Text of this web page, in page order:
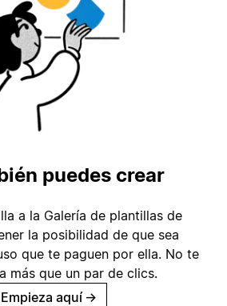
puedes crear
a la Galería de plantillas de
la posibilidad de que sea
que te paguen por ella. No te
más que un par de clics.
Empieza aquí →